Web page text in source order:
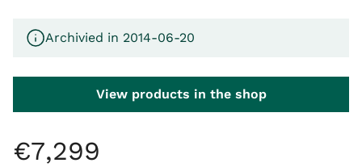
Archivied in 2014-06-20
View products in the shop
€7,299